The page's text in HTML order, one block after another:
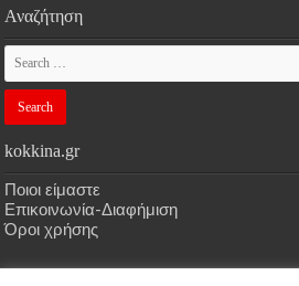
Αναζήτηση
kokkina.gr
Ποιοι είμαστε
Επικοινωνία-Διαφήμιση
Όροι χρήσης